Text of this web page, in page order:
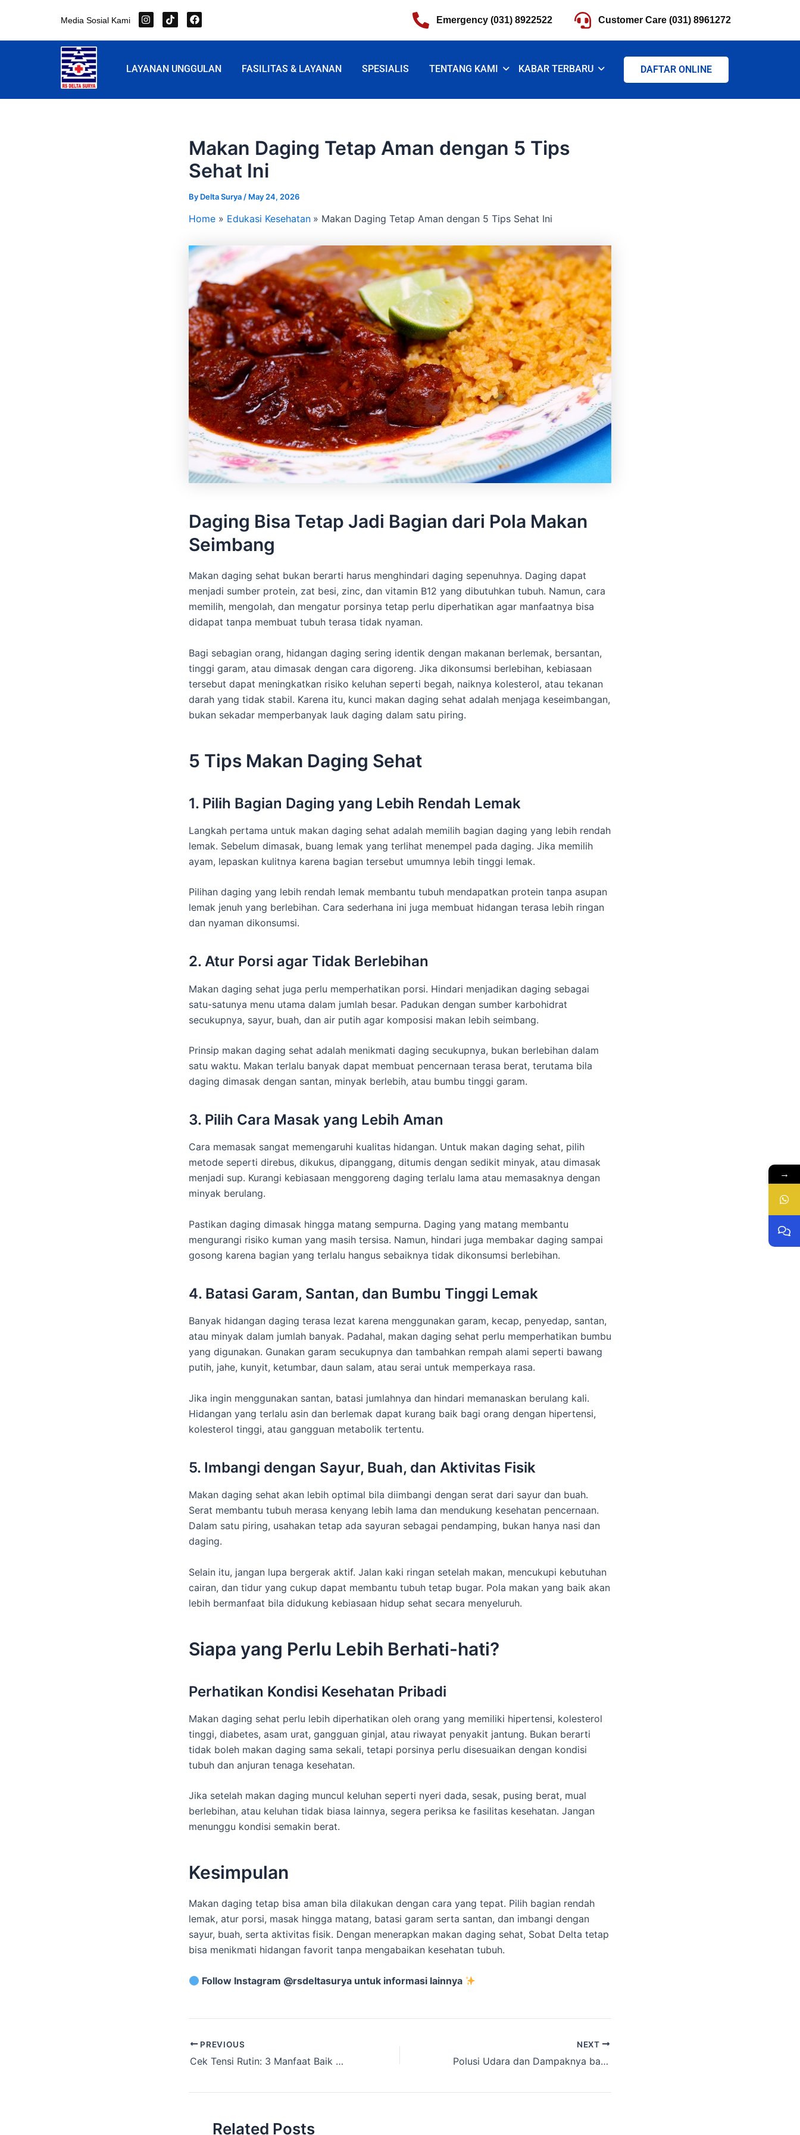
content
Media Sosial Kami
I
n
g
r
T
i
k
F
a
o
o
Emergency (031) 8922522 Customer Care (031) 8961272
LAYANAN UNGGULAN FASILITAS & LAYANAN SPESIALIS TENTANG KAMI KABAR TERBARU DAFTAR ONLINE
Makan Daging Tetap Aman dengan 5 Tips
Sehat Ini
By Delta Surya / May 24, 2026
Home Edukasi Kesehatan Makan Daging Tetap Aman dengan 5 Tips Sehat Ini
Daging Bisa Tetap Jadi Bagian dari Pola Makan
Seimbang
Makan daging sehat bukan berarti harus menghindari daging sepenuhnya. Daging dapat
menjadi sumber protein, zat besi, zinc, dan vitamin B12 yang dibutuhkan tubuh. Namun, cara
memilih, mengolah, dan mengatur porsinya tetap perlu diperhatikan agar manfaatnya bisa
didapat tanpa membuat tubuh terasa tidak nyaman.
Bagi sebagian orang, hidangan daging sering identik dengan makanan berlemak, bersantan,
tinggi garam, atau dimasak dengan cara digoreng. Jika dikonsumsi berlebihan, kebiasaan
tersebut dapat meningkatkan risiko keluhan seperti begah, naiknya kolesterol, atau tekanan
darah yang tidak stabil. Karena itu, kunci makan daging sehat adalah menjaga keseimbangan,
bukan sekadar memperbanyak lauk daging dalam satu piring.
5 Tips Makan Daging Sehat
1. Pilih Bagian Daging yang Lebih Rendah Lemak
Langkah pertama untuk makan daging sehat adalah memilih bagian daging yang lebih rendah
lemak. Sebelum dimasak, buang lemak yang terlihat menempel pada daging. Jika memilih
ayam, lepaskan kulitnya karena bagian tersebut umumnya lebih tinggi lemak.
Pilihan daging yang lebih rendah lemak membantu tubuh mendapatkan protein tanpa asupan
lemak jenuh yang berlebihan. Cara sederhana ini juga membuat hidangan terasa lebih ringan
dan nyaman dikonsumsi.
2. Atur Porsi agar Tidak Berlebihan
Makan daging sehat juga perlu memperhatikan porsi. Hindari menjadikan daging sebagai
satu-satunya menu utama dalam jumlah besar. Padukan dengan sumber karbohidrat
secukupnya, sayur, buah, dan air putih agar komposisi makan lebih seimbang.
Prinsip makan daging sehat adalah menikmati daging secukupnya, bukan berlebihan dalam
satu waktu. Makan terlalu banyak dapat membuat pencernaan terasa berat, terutama bila
daging dimasak dengan santan, minyak berlebih, atau bumbu tinggi garam.
3. Pilih Cara Masak yang Lebih Aman
Cara memasak sangat memengaruhi kualitas hidangan. Untuk makan daging sehat, pilih
metode seperti direbus, dikukus, dipanggang, ditumis dengan sedikit minyak, atau dimasak
menjadi sup. Kurangi kebiasaan menggoreng daging terlalu lama atau memasaknya dengan
minyak berulang.
Pastikan daging dimasak hingga matang sempurna. Daging yang matang membantu
mengurangi risiko kuman yang masih tersisa. Namun, hindari juga membakar daging sampai
gosong karena bagian yang terlalu hangus sebaiknya tidak dikonsumsi berlebihan.
4. Batasi Garam, Santan, dan Bumbu Tinggi Lemak
Banyak hidangan daging terasa lezat karena menggunakan garam, kecap, penyedap, santan,
atau minyak dalam jumlah banyak. Padahal, makan daging sehat perlu memperhatikan bumbu
yang digunakan. Gunakan garam secukupnya dan tambahkan rempah alami seperti bawang
putih, jahe, kunyit, ketumbar, daun salam, atau serai untuk memperkaya rasa.
Jika ingin menggunakan santan, batasi jumlahnya dan hindari memanaskan berulang kali.
Hidangan yang terlalu asin dan berlemak dapat kurang baik bagi orang dengan hipertensi,
kolesterol tinggi, atau gangguan metabolik tertentu.
5. Imbangi dengan Sayur, Buah, dan Aktivitas Fisik
Makan daging sehat akan lebih optimal bila diimbangi dengan serat dari sayur dan buah.
Serat membantu tubuh merasa kenyang lebih lama dan mendukung kesehatan pencernaan.
Dalam satu piring, usahakan tetap ada sayuran sebagai pendamping, bukan hanya nasi dan
daging.
Selain itu, jangan lupa bergerak aktif. Jalan kaki ringan setelah makan, mencukupi kebutuhan
cairan, dan tidur yang cukup dapat membantu tubuh tetap bugar. Pola makan yang baik akan
lebih bermanfaat bila didukung kebiasaan hidup sehat secara menyeluruh.
Siapa yang Perlu Lebih Berhati-hati?
Perhatikan Kondisi Kesehatan Pribadi
Makan daging sehat perlu lebih diperhatikan oleh orang yang memiliki hipertensi, kolesterol
tinggi, diabetes, asam urat, gangguan ginjal, atau riwayat penyakit jantung. Bukan berarti
tidak boleh makan daging sama sekali, tetapi porsinya perlu disesuaikan dengan kondisi
tubuh dan anjuran tenaga kesehatan.
Jika setelah makan daging muncul keluhan seperti nyeri dada, sesak, pusing berat, mual
berlebihan, atau keluhan tidak biasa lainnya, segera periksa ke fasilitas kesehatan. Jangan
menunggu kondisi semakin berat.
Kesimpulan
Makan daging tetap bisa aman bila dilakukan dengan cara yang tepat. Pilih bagian rendah
lemak, atur porsi, masak hingga matang, batasi garam serta santan, dan imbangi dengan
sayur, buah, serta aktivitas fisik. Dengan menerapkan makan daging sehat, Sobat Delta tetap
bisa menikmati hidangan favorit tanpa mengabaikan kesehatan tubuh.
Follow Instagram @rsdeltasurya untuk informasi lainnya
PREVIOUS
Cek Tensi Rutin: 3 Manfaat Baik untuk Cegah Risiko Berbahaya
NEXT
Polusi Udara dan Dampaknya bagi Kesehatan Paru: Cara Melindungi Diri Sehari-hari
Related Posts
→